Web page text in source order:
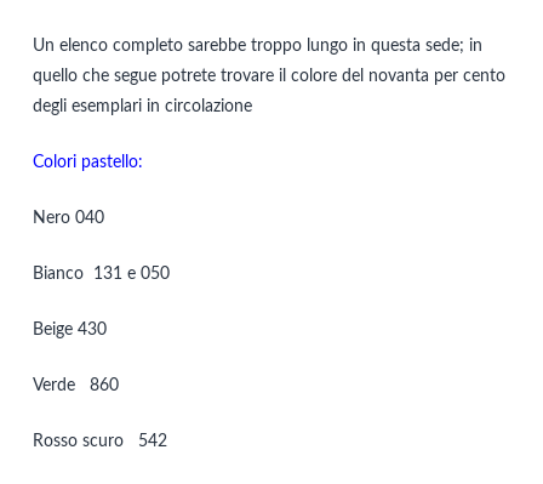
Un elenco completo sarebbe troppo lungo in questa sede; in
quello che segue potrete trovare il colore del novanta per cento
degli esemplari in circolazione
Colori pastello:
Nero 040
Bianco 131 e 050
Beige 430
Verde 860
Rosso scuro 542